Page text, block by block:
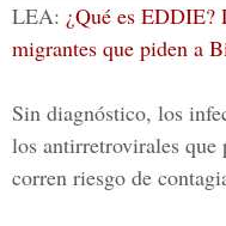
LEA: ¿Qué es EDDIE?
migrantes que piden a
Sin diagnóstico, los
los antirretrovirales que
corren riesgo de